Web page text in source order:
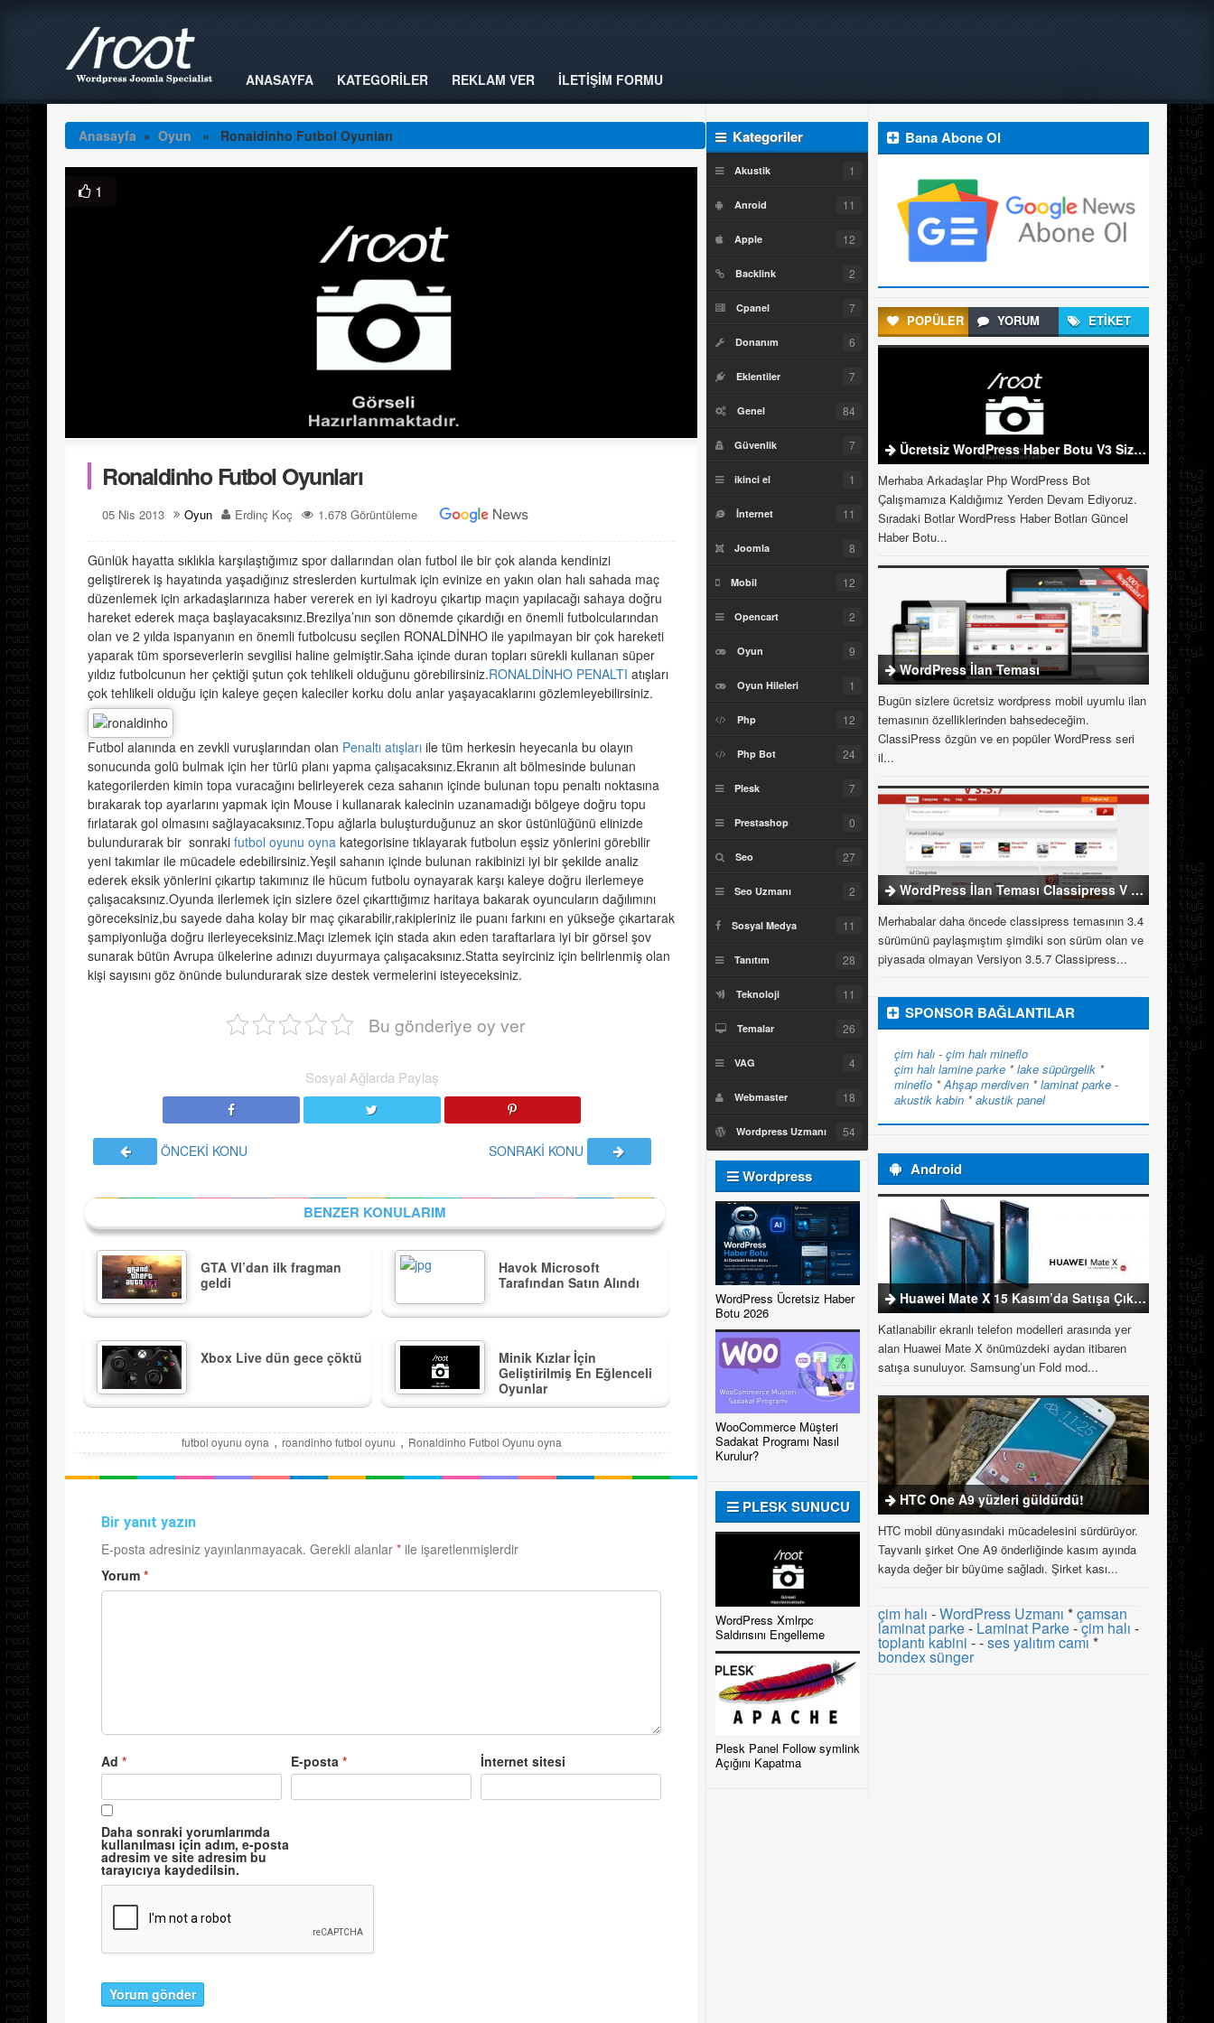
ANASAYFA KATEGORİLER REKLAM VER İLETİŞİM FORMU
Anasayfa » Oyun » Ronaldinho Futbol Oyunları
1
Ronaldinho Futbol Oyunları
05 Nis 2013 Oyun Erdinç Koç 1.678 Görüntüleme
Günlük hayatta sıklıkla karşılaştığımız spor dallarından olan futbol ile bir çok alanda kendinizi
geliştirerek iş hayatında yaşadığınız streslerden kurtulmak için evinize en yakın olan halı sahada maç
düzenlemek için arkadaşlarınıza haber vererek en iyi kadroyu çıkartıp maçın yapılacağı sahaya doğru
hareket ederek maça başlayacaksınız.Brezilya’nın son dönemde çıkardığı en önemli futbolcularından
olan ve 2 yılda ispanyanın en önemli futbolcusu seçilen RONALDİNHO ile yapılmayan bir çok hareketi
yaparak tüm sporseverlerin sevgilisi haline gelmiştir.Saha içinde duran topları sürekli kullanan süper
yıldız futbolcunun her çektiği şutun çok tehlikeli olduğunu görebilirsiniz.RONALDİNHO PENALTI atışları
çok tehlikeli olduğu için kaleye geçen kaleciler korku dolu anlar yaşayacaklarını gözlemleyebilirsiniz.
Futbol alanında en zevkli vuruşlarından olan Penaltı atışları ile tüm herkesin heyecanla bu olayın
sonucunda golü bulmak için her türlü planı yapma çalışacaksınız.Ekranın alt bölmesinde bulunan
kategorilerden kimin topa vuracağını belirleyerek ceza sahanın içinde bulunan topu penaltı noktasına
bırakarak top ayarlarını yapmak için Mouse i kullanarak kalecinin uzanamadığı bölgeye doğru topu
fırlatarak gol olmasını sağlayacaksınız.Topu ağlarla buluşturduğunuz an skor üstünlüğünü elinizde
bulundurarak bir sonraki futbol oyunu oyna kategorisine tıklayarak futbolun eşsiz yönlerini görebilir
yeni takımlar ile mücadele edebilirsiniz.Yeşil sahanın içinde bulunan rakibinizi iyi bir şekilde analiz
ederek eksik yönlerini çıkartıp takımınız ile hücum futbolu oynayarak karşı kaleye doğru ilerlemeye
çalışacaksınız.Oyunda ilerlemek için sizlere özel çıkarttığımız haritaya bakarak oyuncuların dağılımını
göreceksiniz,bu sayede daha kolay bir maç çıkarabilir,rakipleriniz ile puanı farkını en yükseğe çıkartarak
şampiyonluğa doğru ilerleyeceksiniz.Maçı izlemek için stada akın eden taraftarlara iyi bir görsel şov
sunarak bütün Avrupa ülkelerine adınızı duyurmaya çalışacaksınız.Statta seyirciniz için belirlenmiş olan
kişi sayısını göz önünde bulundurarak size destek vermelerini isteyeceksiniz.
Bu gönderiye oy ver
Sosyal Ağlarda Paylaş
ÖNCEKİ KONU SONRAKİ KONU
BENZER KONULARIM
GTA VI’dan ilk fragman
geldi
Havok Microsoft
Tarafından Satın Alındı
Xbox Live dün gece çöktü
Minik Kızlar İçin
Geliştirilmiş En Eğlenceli
Oyunlar
futbol oyunu oyna , roandinho futbol oyunu , Ronaldinho Futbol Oyunu oyna
Bir yanıt yazın
E-posta adresiniz yayınlanmayacak. Gerekli alanlar * ile işaretlenmişlerdir
Yorum *
Ad * E-posta * İnternet sitesi
Daha sonraki yorumlarımda
kullanılması için adım, e-posta
adresim ve site adresim bu
tarayıcıya kaydedilsin.
Kategoriler
Akustik 1
Anroid 11
Apple 12
Backlink 2
Cpanel 7
Donanım 6
Eklentiler 7
Genel 84
Güvenlik 7
ikinci el 1
İnternet 11
Joomla 8
Mobil 12
Opencart 2
Oyun 9
Oyun Hileleri 1
Php 12
Php Bot 24
Plesk 7
Prestashop 0
Seo 27
Seo Uzmanı 2
Sosyal Medya 11
Tanıtım 28
Teknoloji 11
Temalar 26
VAG 4
Webmaster 18
Wordpress Uzmanı 54
Wordpress
Uzmanı
WordPress Ücretsiz Haber
Botu 2026
WooCommerce Müşteri
Sadakat Programı Nasıl
Kurulur?
PLESK SUNUCU
WordPress Xmlrpc
Saldırısını Engelleme
Plesk Panel Follow symlink
Açığını Kapatma
Bana Abone Ol
POPÜLER YORUM ETİKET
Ücretsiz WordPress Haber Botu V3 Sizlerle
Merhaba Arkadaşlar Php WordPress Bot
Çalışmamıza Kaldığımız Yerden Devam Ediyoruz.
Sıradaki Botlar WordPress Haber Botları Güncel
Haber Botu...
WordPress İlan Teması
Bugün sizlere ücretsiz wordpress mobil uyumlu ilan
temasının özelliklerinden bahsedeceğim.
ClassiPress özgün ve en popüler WordPress seri
il...
WordPress İlan Teması Classipress V 3.5.7
Merhabalar daha öncede classipress temasının 3.4
sürümünü paylaşmıştım şimdiki son sürüm olan ve
piyasada olmayan Versiyon 3.5.7 Classipress...
SPONSOR BAĞLANTILAR
çim halı - çim halı mineflo
çim halı lamine parke *lake süpürgelik *
mineflo *Ahşap merdiven *laminat parke -
akustik kabin *akustik panel
Android
Huawei Mate X 15 Kasım’da Satışa Çıkıyor
Katlanabilir ekranlı telefon modelleri arasında yer
alan Huawei Mate X önümüzdeki aydan itibaren
satışa sunuluyor. Samsung’un Fold mod...
HTC One A9 yüzleri güldürdü!
HTC mobil dünyasındaki mücadelesini sürdürüyor.
Tayvanlı şirket One A9 önderliğinde kasım ayında
kayda değer bir büyüme sağladı. Şirket kası...
çim halı -WordPress Uzmanı *çamsan
laminat parke- Laminat Parke-çim halı -
toplantı kabini - -ses yalıtım camı *
bondex sünger